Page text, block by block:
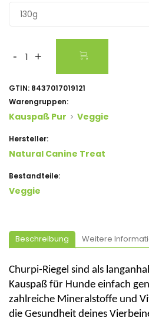
130g
- +
GTIN: 8437017019121
Warengruppen:
Kauspaß Pur Veggie
Hersteller:
Natural Canine Treat
Bestandteile:
Veggie
Beschreibung Weitere
Churpi-Riegel sind als
Kauspaß für Hunde einfach
zahlreiche Mineralstoffe und
die Gesundheit deines